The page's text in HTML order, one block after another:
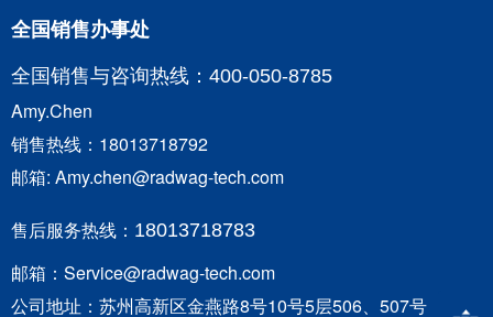
全国销售办事处
全国销售与咨询热线：400-050-8785
Amy.Chen
销售热线：18013718792
邮箱: Amy.chen@radwag-tech.com
售后服务热线： 18013718783
邮箱：Service@radwag-tech.com
公司地址：苏州高新区金燕路8号10号5层506、507号